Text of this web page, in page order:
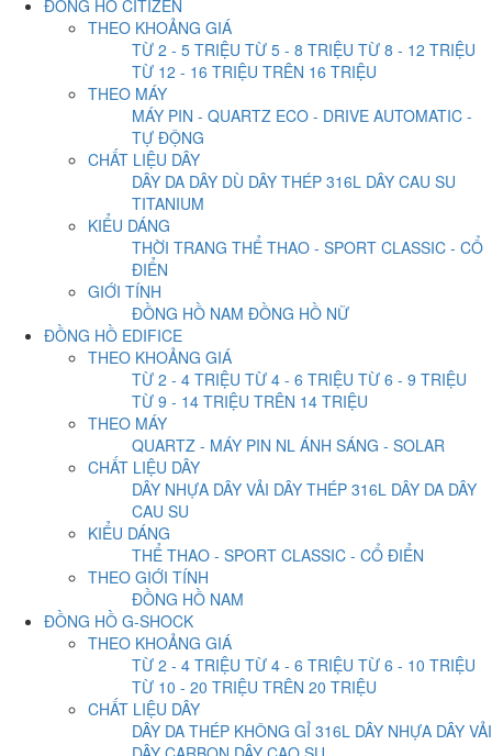
ĐỒNG HỒ CITIZEN
THEO KHOẢNG GIÁ
TỪ 2 - 5 TRIỆU TỪ 5 - 8 TRIỆU TỪ 8 - 12 TRIỆU
TỪ 12 - 16 TRIỆU TRÊN 16 TRIỆU
THEO MÁY
MÁY PIN - QUARTZ ECO - DRIVE AUTOMATIC -
TỰ ĐỘNG
CHẤT LIỆU DÂY
DÂY DA DÂY DÙ DÂY THÉP 316L DÂY CAU SU
TITANIUM
KIỂU DÁNG
THỜI TRANG THỂ THAO - SPORT CLASSIC - CỔ
ĐIỂN
GIỚI TÍNH
ĐỒNG HỒ NAM ĐỒNG HỒ NỮ
ĐỒNG HỒ EDIFICE
THEO KHOẢNG GIÁ
TỪ 2 - 4 TRIỆU TỪ 4 - 6 TRIỆU TỪ 6 - 9 TRIỆU
TỪ 9 - 14 TRIỆU TRÊN 14 TRIỆU
THEO MÁY
QUARTZ - MÁY PIN NL ÁNH SÁNG - SOLAR
CHẤT LIỆU DÂY
DÂY NHỰA DÂY VẢI DÂY THÉP 316L DÂY DA DÂY
CAU SU
KIỂU DÁNG
THỂ THAO - SPORT CLASSIC - CỔ ĐIỂN
THEO GIỚI TÍNH
ĐỒNG HỒ NAM
ĐỒNG HỒ G-SHOCK
THEO KHOẢNG GIÁ
TỪ 2 - 4 TRIỆU TỪ 4 - 6 TRIỆU TỪ 6 - 10 TRIỆU
TỪ 10 - 20 TRIỆU TRÊN 20 TRIỆU
CHẤT LIỆU DÂY
DÂY DA THÉP KHÔNG GỈ 316L DÂY NHỰA DÂY VẢI